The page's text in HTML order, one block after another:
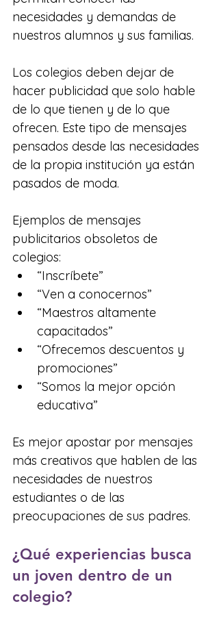
necesidades y demandas de
nuestros alumnos y sus familias.
Los colegios deben dejar de
hacer publicidad que solo hable
de lo que tienen y de lo que
ofrecen. Este tipo de mensajes
pensados desde las necesidades
de la propia institución ya están
pasados de moda.
Ejemplos de mensajes
publicitarios obsoletos de
colegios:
“Inscríbete”
“Ven a conocernos”
“Maestros altamente
capacitados”
“Ofrecemos descuentos y
promociones”
“Somos la mejor opción
educativa”
Es mejor apostar por mensajes
más creativos que hablen de las
necesidades de nuestros
estudiantes o de las
preocupaciones de sus padres.
¿Qué experiencias busca
un joven dentro de un
colegio?